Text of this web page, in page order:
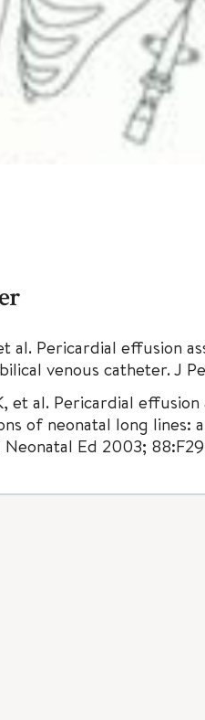
al. Pericardial effusion
venous catheter. J
et al. Pericardial
of neonatal long lines:
Ed 2003;